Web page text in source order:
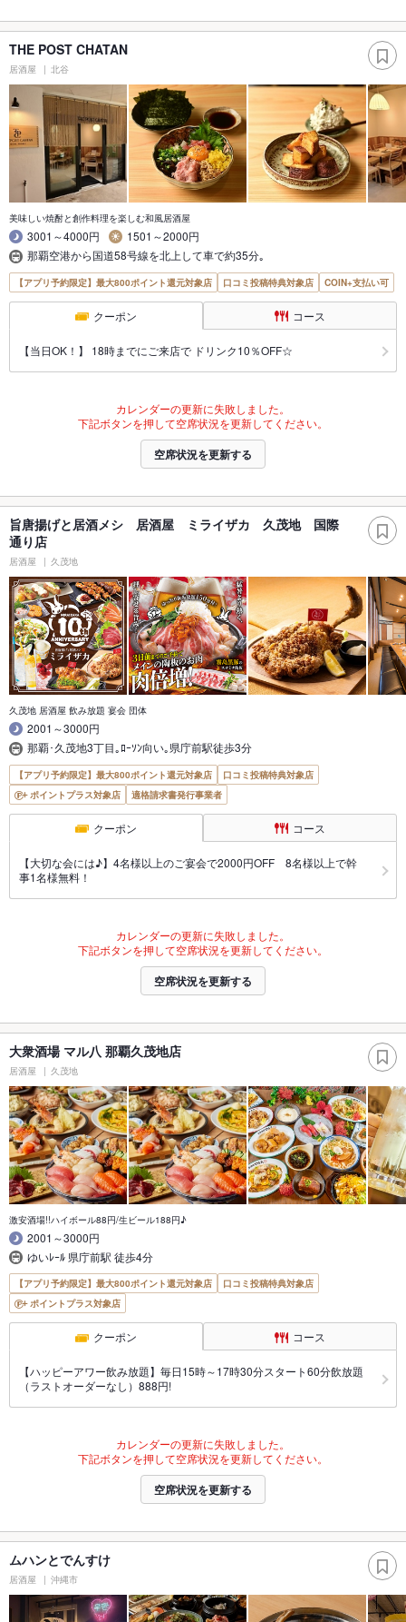
THE POST CHATAN
居酒屋 北谷
美味しい焼酎と創作料理を楽しむ和風居酒屋
3001～4000円
1501～2000円
那覇空港から国道58号線を北上して車で約35分｡
【アプリ予約限定】最大800ポイント還元対象店 口コミ投稿特典対象店 COIN+支払い可
クーポン コース
【当日OK！】 18時までにご来店で ドリンク10％OFF☆
カレンダーの更新に失敗しました。
下記ボタンを押して空席状況を更新してください。
空席状況を更新する
旨唐揚げと居酒メシ 居酒屋 ミライザカ 久茂地 国際
通り店
居酒屋 久茂地
久茂地 居酒屋 飲み放題 宴会 団体
2001～3000円
那覇･久茂地3丁目｡ﾛｰｿﾝ向い｡県庁前駅徒歩3分
【アプリ予約限定】最大800ポイント還元対象店
口コミ投稿特典対象店
ポイントプラス対象店
適格請求書発行事業者
クーポン コース
【大切な会には♪】4名様以上のご宴会で2000円OFF 8名様以上で幹
事1名様無料！
カレンダーの更新に失敗しました。
下記ボタンを押して空席状況を更新してください。
空席状況を更新する
大衆酒場 マル八 那覇久茂地店
居酒屋 久茂地
激安酒場!!ハイボール88円/生ビール188円♪
2001～3000円
ゆいﾚｰﾙ 県庁前駅 徒歩4分
【アプリ予約限定】最大800ポイント還元対象店
口コミ投稿特典対象店
ポイントプラス対象店
クーポン コース
【ハッピーアワー飲み放題】毎日15時～17時30分スタート60分飲放題
（ラストオーダーなし）888円!
カレンダーの更新に失敗しました。
下記ボタンを押して空席状況を更新してください。
空席状況を更新する
ムハンとでんすけ
居酒屋 沖縄市